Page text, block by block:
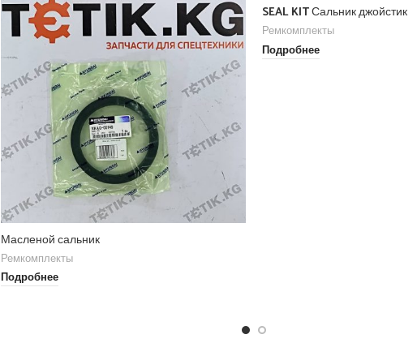
Масленой сальник
Ремкомплекты
Подробнее
SEAL KIT Сальник джойстик
Ремкомплекты
Подробнее